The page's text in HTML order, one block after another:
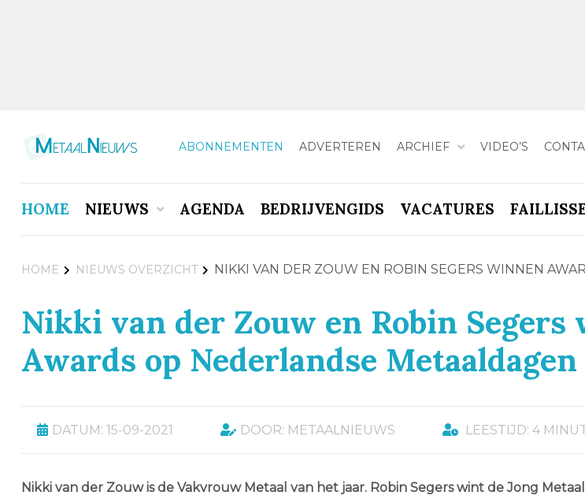
ABONNEMENTEN ADVERTEREN ARCHIEF VIDEO’S
HOME NIEUWS AGENDA BEDRIJVENGIDS VACATURES
HOME NIEUWS OVERZICHT NIKKI VAN DER ZOUW EN ROBIN SEGERS WINNEN
Nikki van der Zouw en Robin Segers
Awards op Nederlandse Metaaldagen
DATUM: 15-09-2021 DOOR: METAALNIEUWS LEESTIJD: 4
Nikki van der Zouw is de Vakvrouw Metaal van het jaar. Robin Segers wint de Jong